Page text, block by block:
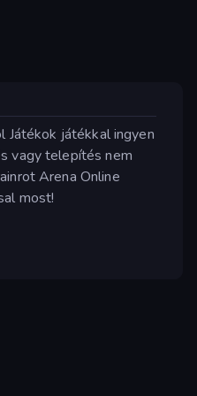
Játékok játékkal ingyen
vagy telepítés nem
Arena Online
most!